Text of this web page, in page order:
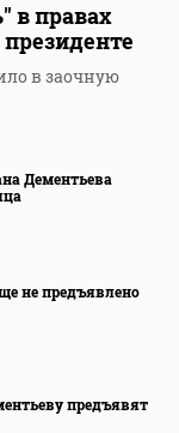
в правах
в заочную
Дементьева
не предъявлено
предъявят